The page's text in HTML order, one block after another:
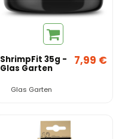
ShrimpFit 35g -
Glas Garten
Glas Garten
7,99 €